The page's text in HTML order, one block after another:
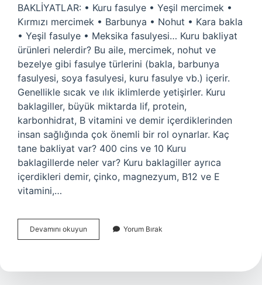
BAKLİYATLAR: • Kuru fasulye • Yeşil mercimek •
Kırmızı mercimek • Barbunya • Nohut • Kara bakla
• Yeşil fasulye • Meksika fasulyesi… Kuru bakliyat
ürünleri nelerdir? Bu aile, mercimek, nohut ve
bezelye gibi fasulye türlerini (bakla, barbunya
fasulyesi, soya fasulyesi, kuru fasulye vb.) içerir.
Genellikle sıcak ve ılık iklimlerde yetişirler. Kuru
baklagiller, büyük miktarda lif, protein,
karbonhidrat, B vitamini ve demir içerdiklerinden
insan sağlığında çok önemli bir rol oynarlar. Kaç
tane bakliyat var? 400 cins ve 10 Kuru
baklagillerde neler var? Kuru baklagiller ayrıca
içerdikleri demir, çinko, magnezyum, B12 ve E
vitamini,…
Devamını okuyun Bakliyat
Cesitleri
Yorum Bırak